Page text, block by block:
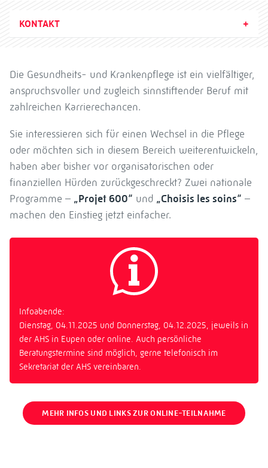
KONTAKT
Die Gesundheits- und Krankenpflege ist ein vielfältiger,
anspruchsvoller und zugleich sinnstiftender Beruf mit
zahlreichen Karrierechancen.
Sie interessieren sich für einen Wechsel in die Pflege
oder möchten sich in diesem Bereich weiterentwickeln,
haben aber bisher vor organisatorischen oder
finanziellen Hürden zurückgeschreckt? Zwei nationale
Programme – „Projet 600“ und „Choisis les soins“ –
machen den Einstieg jetzt einfacher.
Infoabende:
Dienstag, 04.11.2025 und Donnerstag, 04.12.2025, jeweils in
der AHS in Eupen oder online. Auch persönliche
Beratungstermine sind möglich, gerne telefonisch im
Sekretariat der AHS vereinbaren.
MEHR INFOS UND LINKS ZUR ONLINE-TEILNAHME